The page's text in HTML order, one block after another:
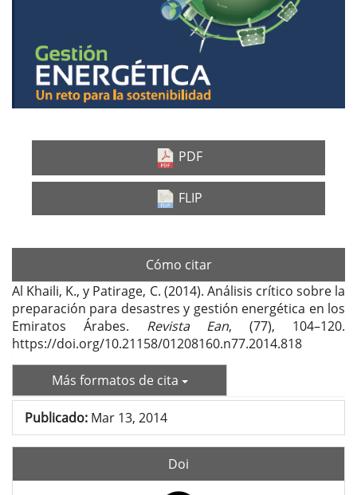
PDF
FLIP
Cómo citar
Al Khaili, K., y Patirage, C. (2014). Análisis crítico sobre la
preparación para desastres y gestión energética en los
Emiratos Árabes. Revista Ean, (77), 104–120.
https://doi.org/10.21158/01208160.n77.2014.818
Más formatos de cita
Publicado: Mar 13, 2014
Doi